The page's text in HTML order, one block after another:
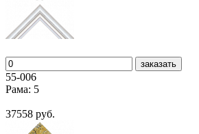
заказать
55-006
Рама: 5
37558 руб.